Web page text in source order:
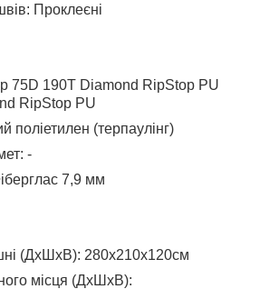
Проклеєні
75D 190T Diamond RipStop PU
RipStop PU
поліетилен (терпаулінг)
-
7,9 мм
(ДхШхВ): 280х210х120см
місця (ДхШхВ):